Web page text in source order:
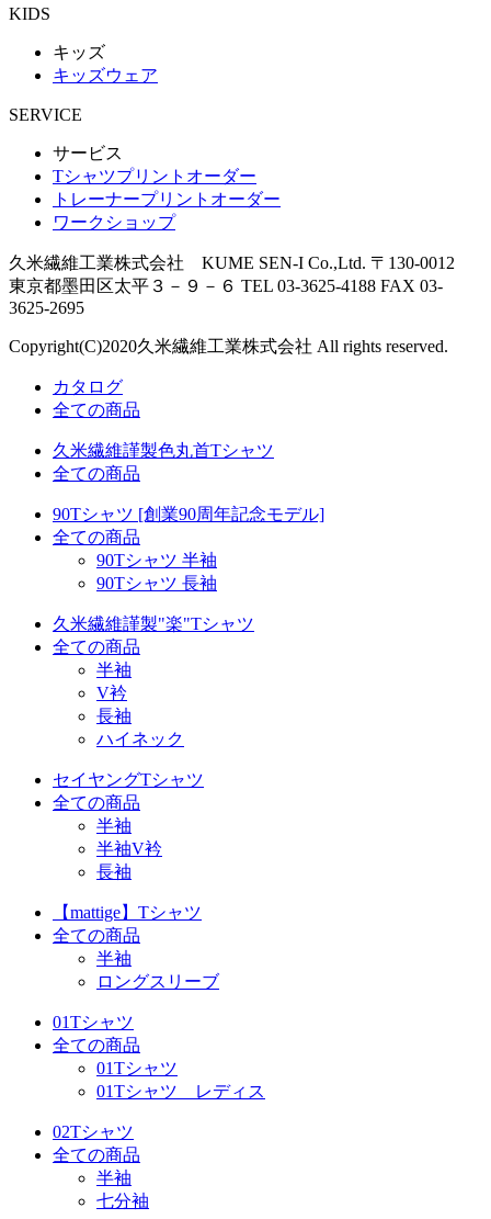
KIDS
キッズ
キッズウェア
SERVICE
サービス
Tシャツプリントオーダー
トレーナープリントオーダー
ワークショップ
久米繊維工業株式会社 KUME SEN-I Co.,Ltd. 〒130-0012
東京都墨田区太平３－９－６ TEL 03-3625-4188 FAX 03-
3625-2695
Copyright(C)2020久米繊維工業株式会社 All rights reserved.
カタログ
全ての商品
久米繊維謹製色丸首Tシャツ
全ての商品
90Tシャツ [創業90周年記念モデル]
全ての商品
90Tシャツ 半袖
90Tシャツ 長袖
久米繊維謹製"楽"Tシャツ
全ての商品
半袖
V衿
長袖
ハイネック
セイヤングTシャツ
全ての商品
半袖
半袖V衿
長袖
【mattige】Tシャツ
全ての商品
半袖
ロングスリーブ
01Tシャツ
全ての商品
01Tシャツ
01Tシャツ レディス
02Tシャツ
全ての商品
半袖
七分袖